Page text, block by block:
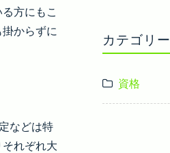
方にもこ
からずに
などは特
れぞれ大
カテゴリー
資格